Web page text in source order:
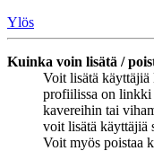
Ylös
Kuinka voin lisätä /
Voit lisätä käyttäjiä
profiilissa on linkki
kavereihin tai
voit lisätä käyttäjiä
Voit myös poistaa